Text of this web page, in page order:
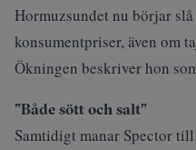
Hormuzsundet nu börjar
konsumentpriser, även om
Ökningen beskriver hon
”Både sött och salt”
Samtidigt manar Spector